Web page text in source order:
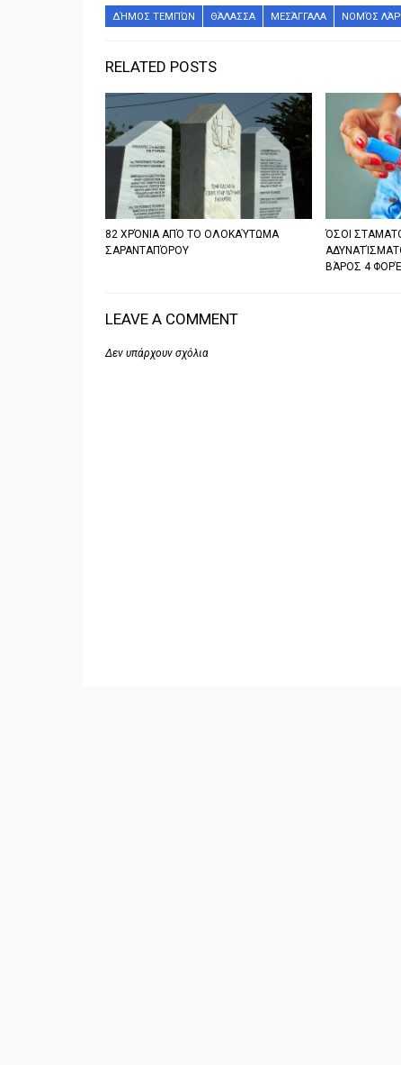
ΔΉΜΟΣ ΤΕΜΠΏΝ ΘΆΛΑΣΣΑ ΜΕΣΆΓΓΑΛΑ ΝΟΜΌΣ
RELATED POSTS
82 ΧΡΌΝΙΑ ΑΠΌ ΤΟ ΟΛΟΚΑΎΤΩΜΑ
ΣΑΡΑΝΤΑΠΌΡΟΥ
ΌΣΟΙ
ΒΆΡΟΣ 4
LEAVE A COMMENT
Δεν υπάρχουν σχόλια